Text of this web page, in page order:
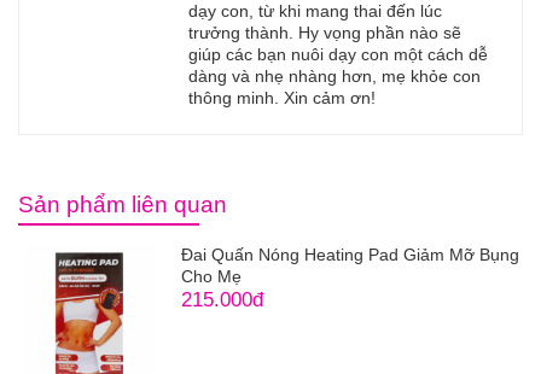
dạy con, từ khi mang thai đến lúc
trưởng thành. Hy vọng phần nào sẽ
giúp các bạn nuôi dạy con một cách dễ
dàng và nhẹ nhàng hơn, mẹ khỏe con
thông minh. Xin cảm ơn!
Sản phẩm liên quan
Đai Quấn Nóng Heating Pad Giảm Mỡ Bụng
Cho Mẹ
215.000đ